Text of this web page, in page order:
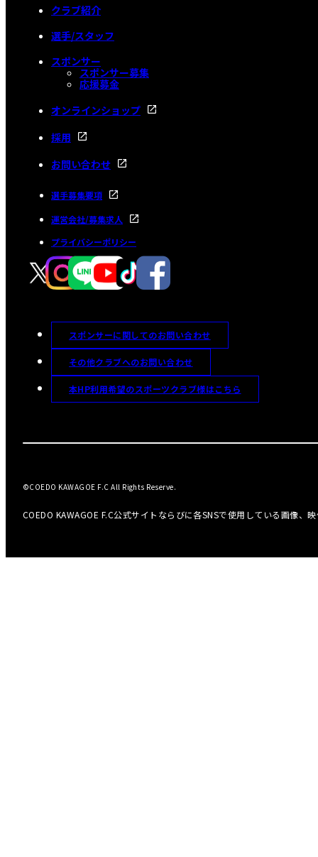
クラブ紹介
選手/スタッフ
スポンサー
スポンサー募集
応援募金
オンラインショップ
採用
お問い合わせ
選手募集要項
運営会社/募集求人
プライバシーポリシー
スポンサーに関してのお問い合わせ
その他クラブへのお問い合わせ
本HP利用希望のスポーツクラブ様はこちら
COEDO KAWAGOE F.C公式サイトならびに各SNSで使用している画像、
©COEDO KAWAGOE F.C All Rights Reserve.